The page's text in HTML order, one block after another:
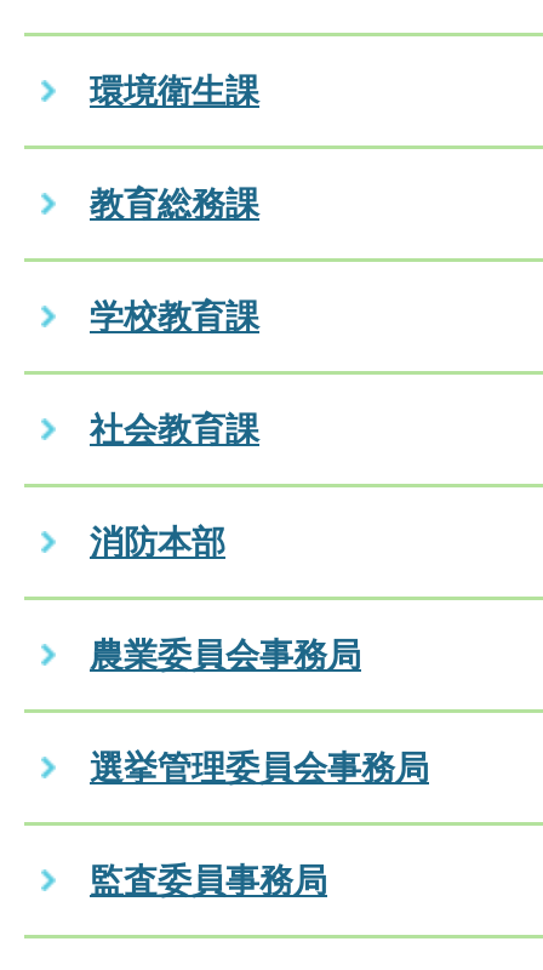
環境衛生課
教育総務課
学校教育課
社会教育課
消防本部
農業委員会事務局
選挙管理委員会事務局
監査委員事務局